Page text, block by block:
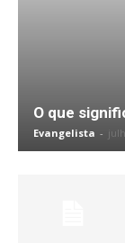
O que
Evangelista -